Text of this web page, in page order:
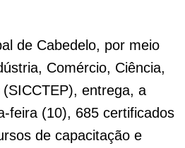
de Cabedelo, por meio
Comércio, Ciência,
entrega, a
feira (10), 685 certificados
de capacitação e